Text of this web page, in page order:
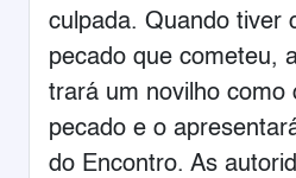
culpada. Quando tiver
pecado que cometeu,
trará um novilho como
pecado e o
do Encontro. As